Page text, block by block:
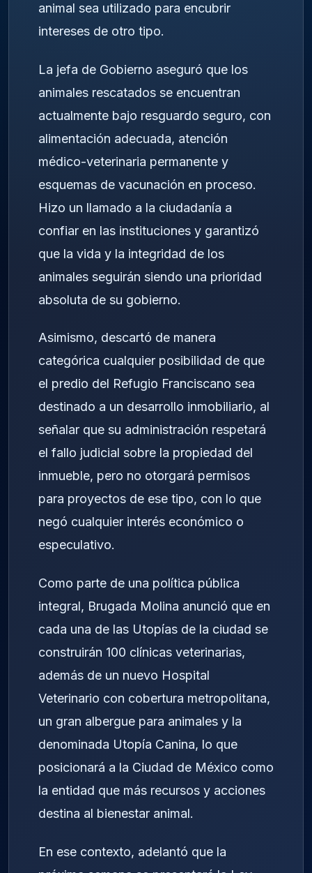
animal sea utilizado para encubrir
intereses de otro tipo.
La jefa de Gobierno aseguró que los
animales rescatados se encuentran
actualmente bajo resguardo seguro, con
alimentación adecuada, atención
médico-veterinaria permanente y
esquemas de vacunación en proceso.
Hizo un llamado a la ciudadanía a
confiar en las instituciones y garantizó
que la vida y la integridad de los
animales seguirán siendo una prioridad
absoluta de su gobierno.
Asimismo, descartó de manera
categórica cualquier posibilidad de que
el predio del Refugio Franciscano sea
destinado a un desarrollo inmobiliario, al
señalar que su administración respetará
el fallo judicial sobre la propiedad del
inmueble, pero no otorgará permisos
para proyectos de ese tipo, con lo que
negó cualquier interés económico o
especulativo.
Como parte de una política pública
integral, Brugada Molina anunció que en
cada una de las Utopías de la ciudad se
construirán 100 clínicas veterinarias,
además de un nuevo Hospital
Veterinario con cobertura metropolitana,
un gran albergue para animales y la
denominada Utopía Canina, lo que
posicionará a la Ciudad de México como
la entidad que más recursos y acciones
destina al bienestar animal.
En ese contexto, adelantó que la